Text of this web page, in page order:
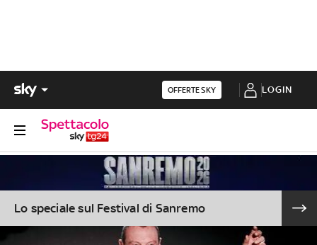
OFFERTE SKY LOGIN
Lo speciale sul Festival di Sanremo